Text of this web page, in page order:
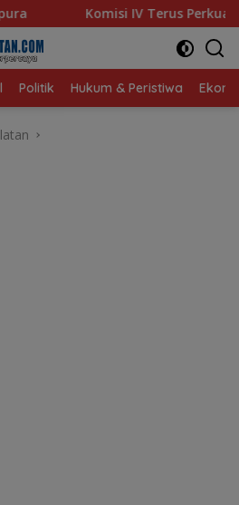
Kebijakan Kesejahteraan
Politik Hukum & Peristiwa